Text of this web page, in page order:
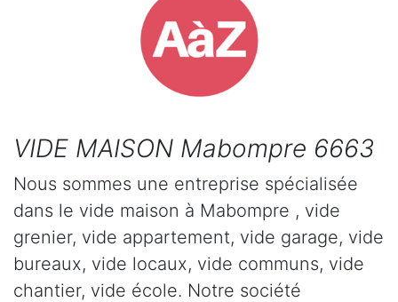
VIDE MAISON Mabompre 6663
Nous sommes une entreprise spécialisée
dans le vide maison à Mabompre , vide
grenier, vide appartement, vide garage, vide
bureaux, vide locaux, vide communs, vide
chantier, vide école. Notre société